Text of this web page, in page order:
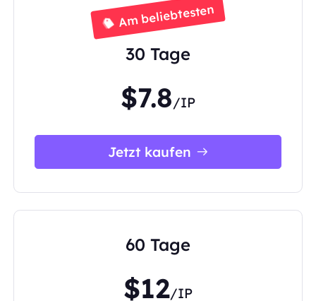
Am beliebtesten
30 Tage
$7.8/IP
Jetzt kaufen
60 Tage
$12/IP